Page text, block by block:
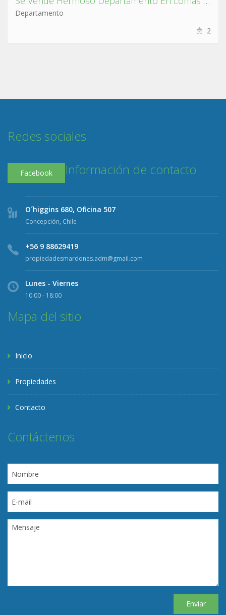
Departamento
2
Redes sociales
Facebook Información de contacto
O´higgins 680, Oficina 507
Concepción, Chile
+56 9 88629419
propiedadesmardones.adm@gmail.com
Lunes - Viernes
10:00 - 18:00
Mapa del sitio
Inicio
Propiedades
Contacto
Contáctenos